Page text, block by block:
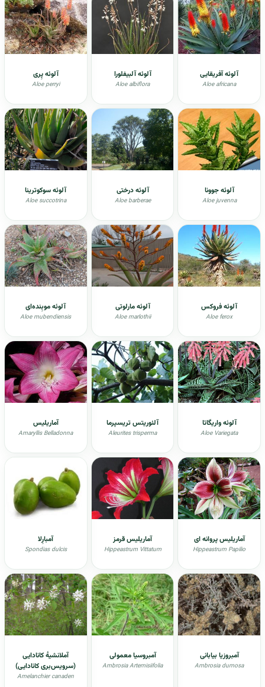
آلوئه آفریقایی
Aloe africana
آلوئه آلبیفلورا
Aloe albiflora
آلوئه پِری
Aloe perryi
آلوئه جوونا
Aloe juvenna
آلوئه درختی
Aloe barberae
آلوئه سوکوترینا
Aloe succotrina
آلوئه فروکس
Aloe ferox
آلوئه مارلوتی
Aloe marlothii
آلوئه موبِنده‌ای
Aloe mubendiensis
آلوئه واریگاتا
Aloe Variegata
آلئوریتس تریسپرما
Aleurites trisperma
آماریلیس
Amaryllis Belladonna
آماریلیس پروانه ای
Hippeastrum Papilio
آماریلیس قرمز
Hippeastrum Vittatum
آمبارِلا
Spondias dulcis
آمبروزیا بیابانی
Ambrosia dumosa
آمبروسیا معمولی
Ambrosia Artemisiifolia
آملانشیۀ کانادایی
(سرویس‌بری کانادایی)
Amelanchier canaden